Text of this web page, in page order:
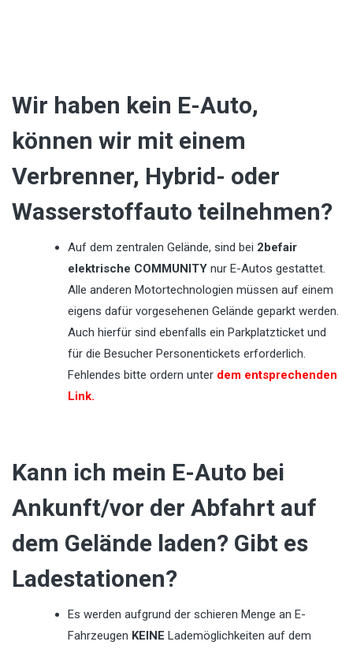
Wir haben kein E-Auto,
können wir mit einem
Verbrenner, Hybrid- oder
Wasserstoffauto teilnehmen?
Auf dem zentralen Gelände, sind bei 2befair
elektrische COMMUNITYnur E-Autos gestattet.
Alle anderen Motortechnologien müssen auf einem
eigens dafür vorgesehenen Gelände geparkt werden.
Auch hierfür sind ebenfalls ein Parkplatzticket und
für die Besucher Personentickets erforderlich.
Fehlendes bitte ordern unter dem entsprechenden
Link.
Kann ich mein E-Auto bei
Ankunft/vor der Abfahrt auf
dem Gelände laden? Gibt es
Ladestationen?
Es werden aufgrund der schieren Menge an E-
Fahrzeugen KEINE Lademöglichkeiten auf dem